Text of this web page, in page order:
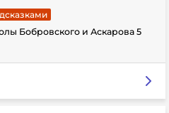
Бобровского и Аскарова 5